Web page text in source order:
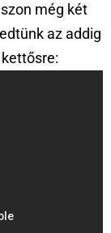
még két
az addig